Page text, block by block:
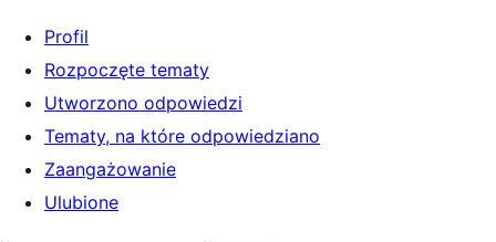
Profil
Rozpoczęte tematy
Utworzono odpowiedzi
Tematy, na które odpowiedziano
Zaangażowanie
Ulubione